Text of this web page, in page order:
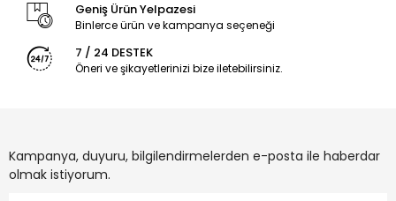
Geniş Ürün Yelpazesi
Binlerce ürün ve kampanya seçeneği
7 / 24 DESTEK
Öneri ve şikayetlerinizi bize iletebilirsiniz.
Kampanya, duyuru, bilgilendirmelerden e-posta ile haberdar
olmak istiyorum.